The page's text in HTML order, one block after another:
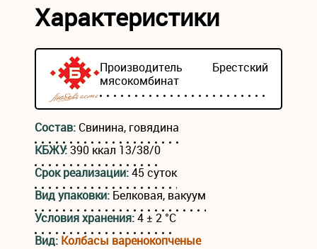
Характеристики
Производитель Брестский
мясокомбинат
Состав: Свинина, говядина
КБЖУ:390 ккал 13/38/0
Срок реализации:45 суток
Вид упаковки: Белковая, вакуум
Условия хранения:4 ± 2 °С
Вид: Колбасы варенокопченые